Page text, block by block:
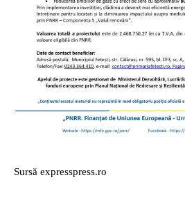
Sursă expresspress.ro